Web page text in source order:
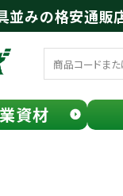
並みの格安通販
資材